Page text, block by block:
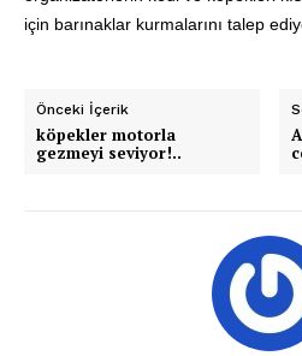
için barınaklar kurmalarını talep
Önceki İçerik
köpekler motorla
gezmeyi seviyor!..